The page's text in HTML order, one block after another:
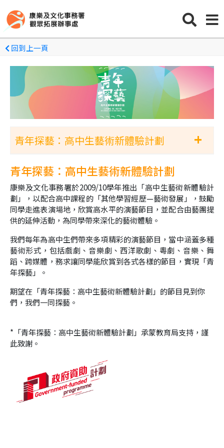
回到上一頁
青年探藝：高中生藝術新體驗計劃 +
2026/27 青年探藝：高中生藝術新體驗計劃
青年探藝：高中生藝術新體驗計劃
康樂及文化事務署於2009/10學年推出「高中生藝術新體驗計
劃」，以配合高中課程的「其他學習經歷—藝術發展」，鼓勵
同學走進表演場地，欣賞高水平的演藝節目，並配合由藝團提
供的延伸活動，為同學帶來深化的藝術體驗。
我們每年為高中生們帶來多項精彩的演藝節目，當中涵蓋多種
藝術形式，包括戲劇、音樂劇、西洋歌劇、粵劇、音樂、舞
蹈、跨媒體，務求讓同學能欣賞到各式各樣的節目，實現「青
年探藝」。
期望在 「青年探藝：高中生藝術新體驗計劃」的節目見到你
們，我們一同探藝。
* 「青年探藝：高中生藝術新體驗計劃」承蒙教育局支持，謹
此致謝。